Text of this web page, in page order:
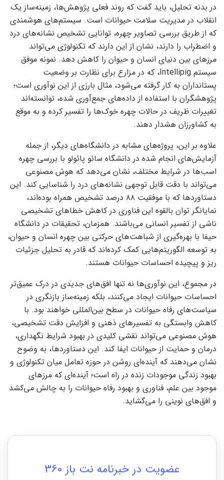
در بدنه تحلیل، باید گفت که روند فعلی پژوهش‌ها، زمینه‌ساز یک
انقلاب در مدیریت سلامت حیوانات است. سیستم‌های هوشمندی
که از طریق بررسی تصاویر چهره، توانایی تشخیص نشانه‌های درد
و اضطراب را دارند، نشان از این دارند که تکنولوژی می‌تواند
مرزهای بین دنیای انسان و حیوان را کاهش دهد. نمونه موفق
سیستم Intellipig، که در مزارع برای نظارت بر وضعیت
پستانداران به کار گرفته می‌شود، مثال بارزی از این نوآوری است؛
پژوهشگران با استفاده از داده‌های جمع‌آوری شده، توانسته‌اند
تغییرات ظریف در حالات چهره خوک‌ها را تفسیر کرده و به موقع
به کشاورزان هشدار دهند.
علاوه بر این، پروژه‌های مشابه در دانشگاه‌های دیگر، از جمله
آزمایش‌های انجام شده در دانشگاه سائو پائولو با بررسی چهره
اسب‌ها در شرایط مختلف، نشان می‌دهد که هوش مصنوعی
می‌تواند با دقت قابل توجهی نشانه‌های درد را شناسایی کند. این
دستاوردها که با موفقیت ۸۸ درصد تشخیص همراه بوده‌اند،
نمایانگر توان بالقوه این فناوری در کاهش خطاهای تشخیصی
ناشی از تفسیر انسانی می‌باشند. همزمان، تحقیقات در دانشگاه
حیفا با بهره‌گیری از شباهت‌های حرکتی بین چهره انسان و حیوان،
به توسعه الگوریتم‌هایی کمک کرده‌اند که قادر به تحلیل جزئیات
ریز و پیچیده احساسات حیوانات هستند.
در مجموع، این نوآوری‌ها نه تنها افق‌های جدیدی در درک عمیق‌تر
احساسات حیوانات ایجاد می‌کنند، بلکه زمینه‌ساز بازنگری در
سیاست‌های رفاه حیوانات در سطح بین‌المللی خواهند بود. با
کاهش وابستگی به تفسیر‌های ذهنی و افزایش دقت تشخیصی،
هوش مصنوعی می‌تواند نقشی کلیدی در بهبود شرایط نگهداری،
درمان و حمایت از حیوانات ایفا کند. این دستاوردها، به وضوح
نشان می‌دهند که آینده‌ای روشن در حوزه تعامل میان تکنولوژی و
بهبود زندگی موجودات زنده در راه است؛ آینده‌ای که مرزهای
موجود بین علم، فناوری و بهبود رفاه حیوانات را به چالش می‌کشد
و افق‌های نوینی را می‌گشاید.
عضویت در خبرنامه نت باز 360